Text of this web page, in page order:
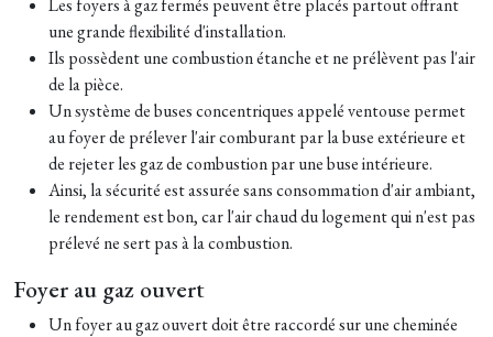
Les foyers à gaz fermés peuvent être placés partout offrant
une grande flexibilité d'installation.
Ils possèdent une combustion étanche et ne prélèvent pas l'air
de la pièce.
Un système de buses concentriques appelé ventouse permet
au foyer de prélever l'air comburant par la buse extérieure et
de rejeter les gaz de combustion par une buse intérieure.
Ainsi, la sécurité est assurée sans consommation d'air ambiant,
le rendement est bon, car l'air chaud du logement qui n'est pas
prélevé ne sert pas à la combustion.
Foyer au gaz ouvert
Un foyer au gaz ouvert doit être raccordé sur une cheminée